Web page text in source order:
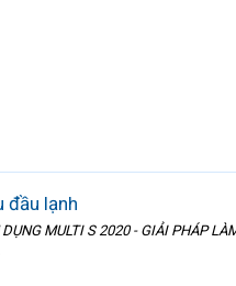
đầu lạnh
MULTI S 2020 - GIẢI PHÁP